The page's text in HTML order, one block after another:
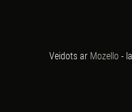
Veidots ar Mozello -